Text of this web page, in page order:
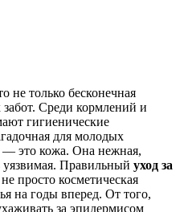
не только бесконечная
Среди кормлений и
гигиенические
для молодых
— это кожа. Она нежная,
уязвимая. Правильный уход за
просто косметическая
на годы вперед. От того,
за эпидермисом